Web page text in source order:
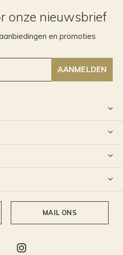
onze nieuwsbrief
en promoties
AANMELDEN
MAIL ONS